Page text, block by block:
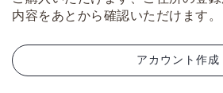
内容をあとから確認いただけます。
アカウント作成